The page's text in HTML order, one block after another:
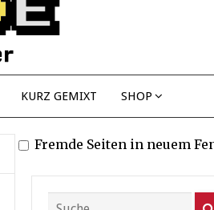
KURZ GEMIXT SHOP
Fremde Seiten in neuem